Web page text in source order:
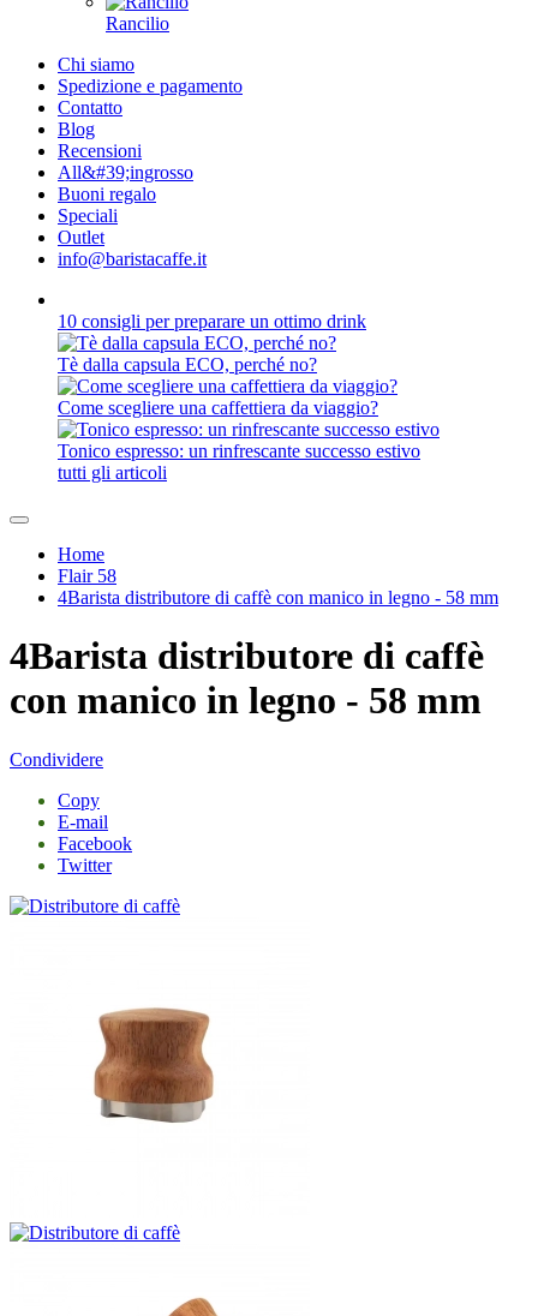
Rancilio
Chi siamo
Spedizione e pagamento
Contatto
Blog
Recensioni
All&#39;ingrosso
Buoni regalo
Speciali
Outlet
info@baristacaffe.it
10 consigli per preparare un ottimo drink
Tè dalla capsula ECO, perché no?
Come scegliere una caffettiera da viaggio?
Tonico espresso: un rinfrescante successo estivo
tutti gli articoli
Home
Flair 58
4Barista distributore di caffè con manico in legno - 58 mm
4Barista distributore di caffè
con manico in legno - 58 mm
Condividere
Copy
E-mail
Facebook
Twitter